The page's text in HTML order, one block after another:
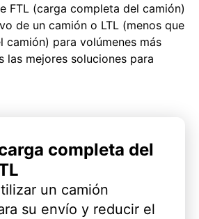
FTL (carga completa del camión)
de un camión o LTL (menos que
camión) para volúmenes más
las mejores soluciones para
completa del
un camión
su envío y reducir el